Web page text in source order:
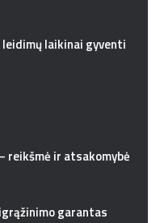
laikinai gyventi
reikšmė ir atsakomybė
garantas